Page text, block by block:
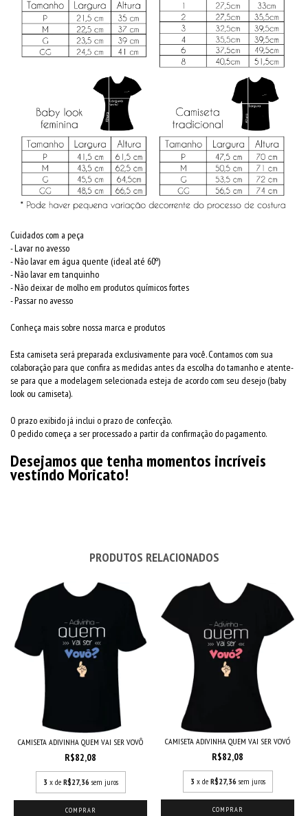
Cuidados com a peça
- Lavar no avesso
- Não lavar em água quente (ideal até 60º)
- Não lavar em tanquinho
- Não deixar de molho em produtos químicos fortes
- Passar no avesso
Conheça mais sobre nossa marca e produtos
Esta camiseta será preparada exclusivamente para você. Contamos com sua
colaboração para que confira as medidas antes da escolha do tamanho e atente-
se para que a modelagem selecionada esteja de acordo com seu desejo (baby
look ou camiseta).
O prazo exibido já inclui o prazo de confecção.
O pedido começa a ser processado a partir da confirmação do pagamento.
Desejamos que tenha momentos incríveis
vestindo Moricato!
PRODUTOS RELACIONADOS
CAMISETA ADIVINHA QUEM VAI SER VOVÔ
R$82,08
3 x de R$27,36 sem juros
COMPRAR
CAMISETA ADIVINHA QUEM VAI SER VOVÓ
R$82,08
3 x de R$27,36 sem juros
COMPRAR